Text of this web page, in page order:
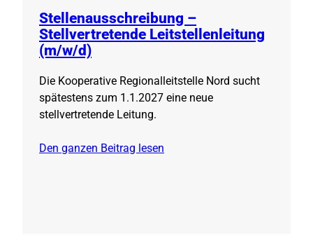
Stellenausschreibung –
Stellvertretende Leitstellenleitung
(m/w/d)
Die Kooperative Regionalleitstelle Nord sucht
spätestens zum 1.1.2027 eine neue
stellvertretende Leitung.
Den ganzen Beitrag lesen